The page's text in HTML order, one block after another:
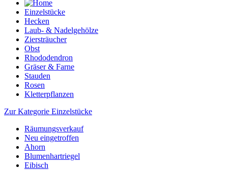
Einzelstücke
Hecken
Laub- & Nadelgehölze
Ziersträucher
Obst
Rhododendron
Gräser & Farne
Stauden
Rosen
Kletterpflanzen
Zur Kategorie Einzelstücke
Räumungsverkauf
Neu eingetroffen
Ahorn
Blumenhartriegel
Eibisch